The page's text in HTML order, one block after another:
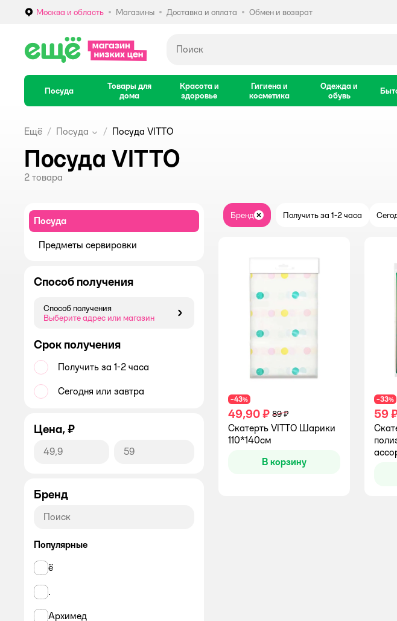
Выбор адреса доставки.
Москва и область Магазины Доставка и оплата Обмен и возврат
Посуда
Товары для
дома
Красота и
здоровье
Гигиена и
косметика
Одежда и
обувь
Ещё Посуда Посуда VITTO
Посуда VITTO
2 товара
Бренд ЗакрытьПолучить за 1-2 часа
−43%
49,90 ₽ 89 ₽
Скатерть VITTO Шарики
110*140см
В корзину
−33%
59
Посуда
Предметы сервировки
Способ получения
Способ получения
Выберите адрес или магазин
Способ получения
Срок получения
Получить за 1-2 часа
Сегодня или завтра
Цена, ₽
Бренд
Популярные
ё
.
Архимед